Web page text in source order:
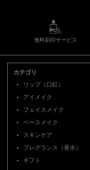
無料刻印サービス
カテゴリ
リップ（口紅）
アイメイク
フェイスメイク
ベースメイク
スキンケア
フレグランス（香水）
ギフト